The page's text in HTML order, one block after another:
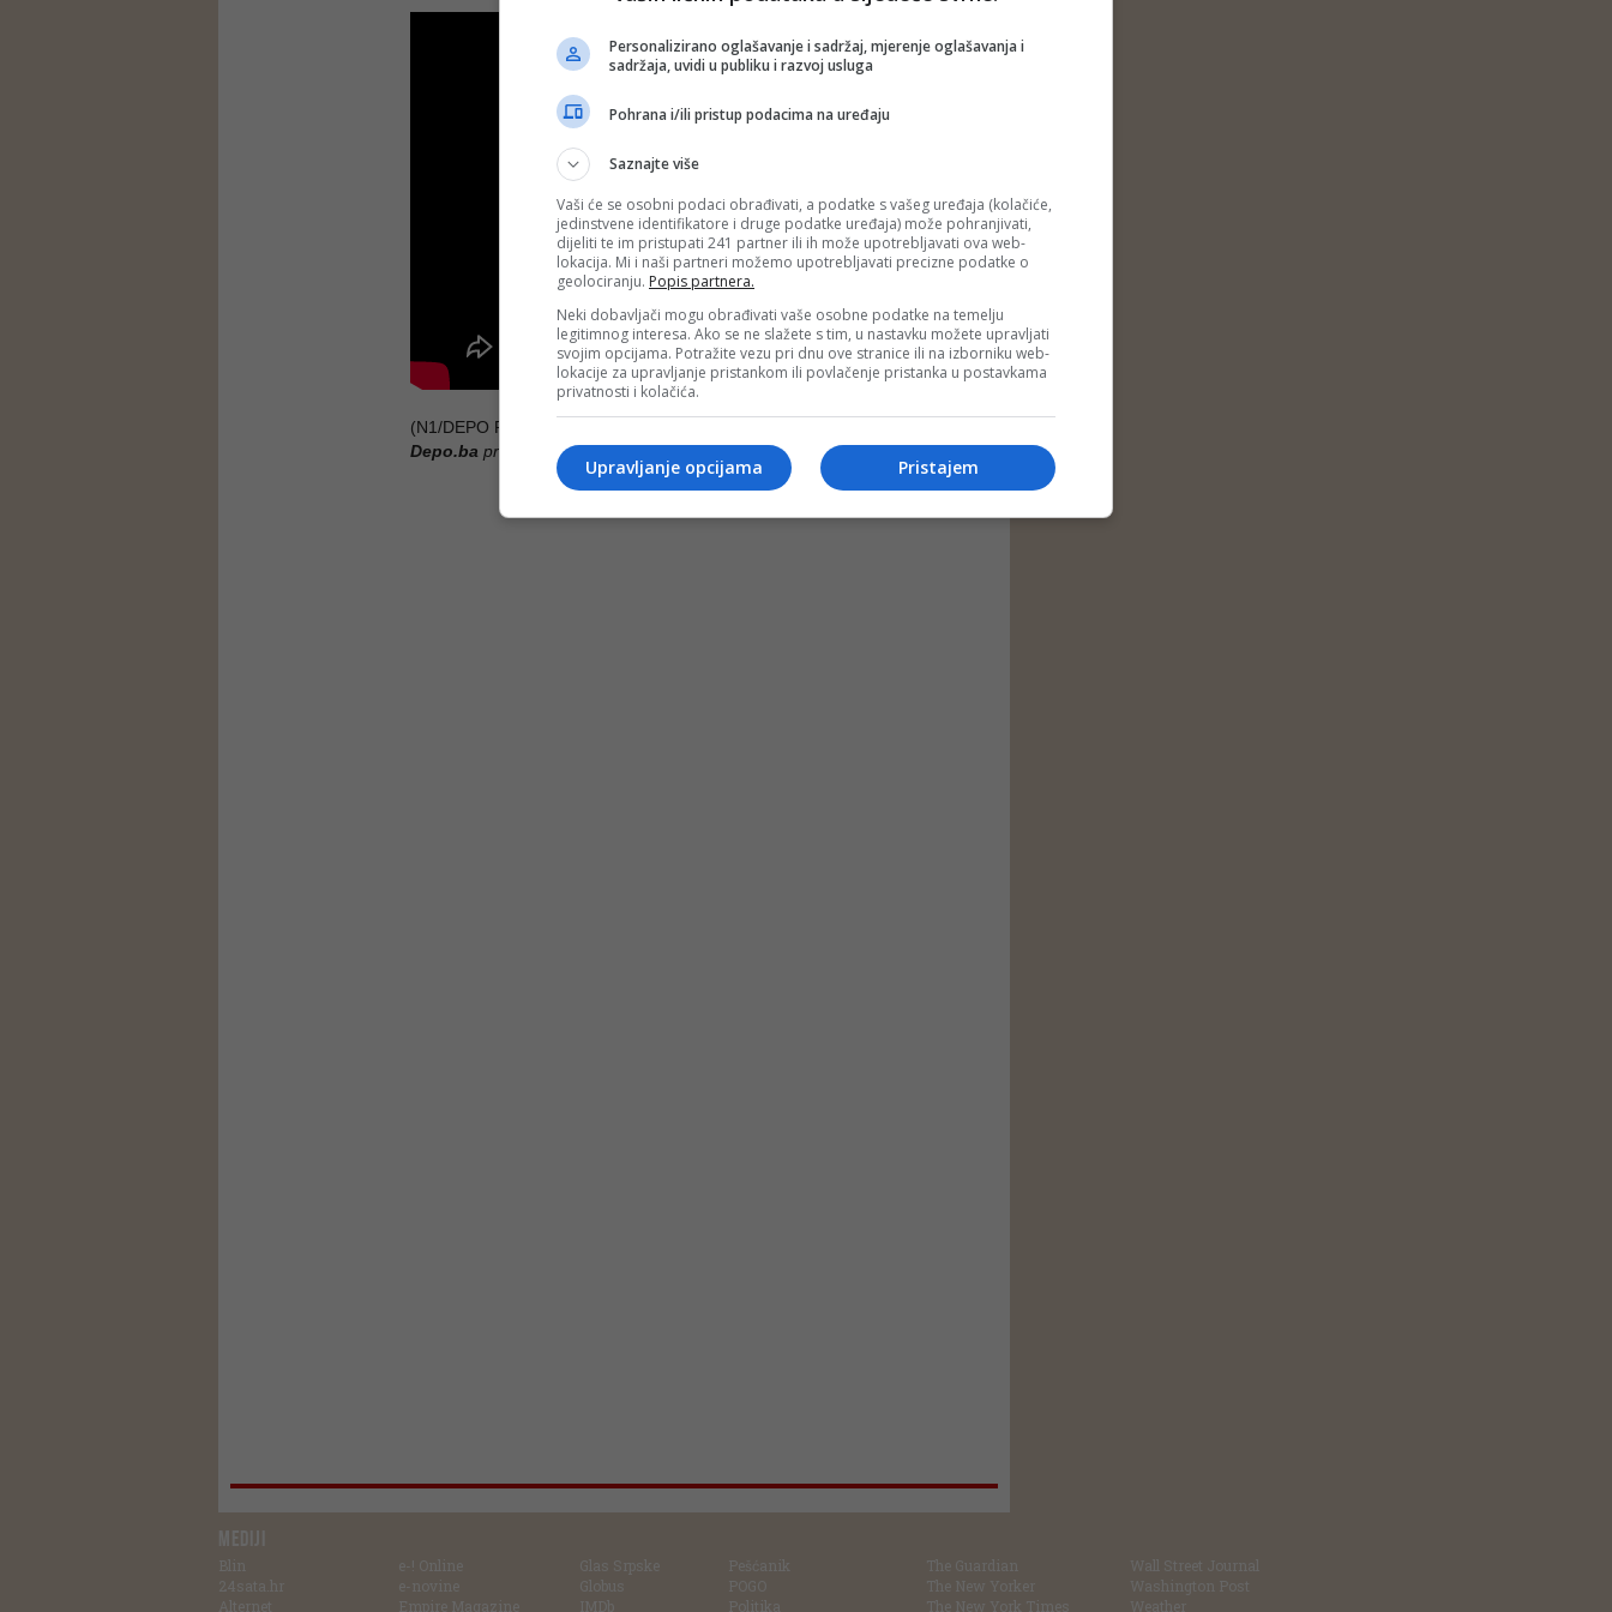
(N1/DEPO PORTAL/au)
Depo.ba pratite putem društvenih mrežaTwitteri Facebook
MEDIJI
Blin
24sata.hr
Alternet
e-! Online
e-novine
Empire Magazine
Glas Srpske
Globus
IMDb
Pešćanik
POGO
Politika
The Guardian
The New Yorker
The New York Times
Wall Street Journal
Washington Post
Weather
Personalizirano oglašavanje i sadržaj, mjerenje oglašavanja i
sadržaja, uvidi u publiku i razvoj usluga
Pohrana i/ili pristup podacima na uređaju
Saznajte više
Vaši će se osobni podaci obrađivati, a podatke s vašeg uređaja (kolačiće,
jedinstvene identifikatore i druge podatke uređaja) može pohranjivati,
dijeliti te im pristupati 241 partner ili ih može upotrebljavati ova web-
lokacija. Mi i naši partneri možemo upotrebljavati precizne podatke o
geolociranju. Popis partnera.
Neki dobavljači mogu obrađivati vaše osobne podatke na temelju
legitimnog interesa. Ako se ne slažete s tim, u nastavku možete upravljati
svojim opcijama. Potražite vezu pri dnu ove stranice ili na izborniku web-
lokacije za upravljanje pristankom ili povlačenje pristanka u postavkama
privatnosti i kolačića.
Pristajem
Upravljanje opcijama